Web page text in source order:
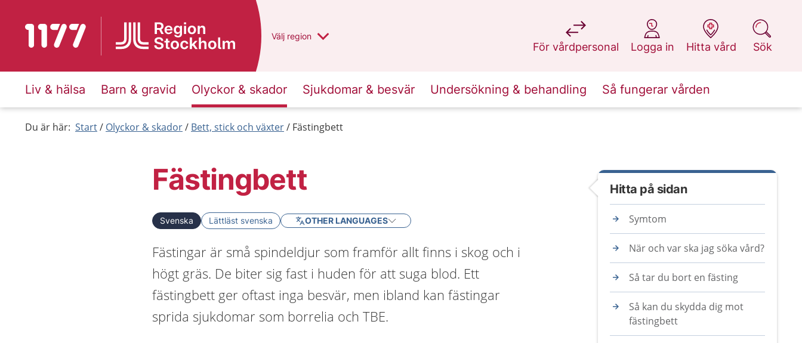
Till startsidan för 1177 Du har valt region
Välj en annan
region
För vårdpersonal
på 1177.se
Logga in
på 1177.se
Hitta vård
på 1177.se
Sök
på 1177.se
Liv & hälsa Barn & gravid Olyckor & skador Sjukdomar & besvär Undersökning & behandling Så fungerar vården
Du är här: Start Olyckor & skador Bett, stick och växter Fästingbett
Fästingbett
Svenska Lättläst svenska OTHER LANGUAGES
Fästingar är små spindeldjur som framför allt finns i skog och i
högt gräs. De biter sig fast i huden för att suga blod. Ett
fästingbett ger oftast inga besvär, men ibland kan fästingar
sprida sjukdomar som borrelia och TBE.
Hitta på sidan
Symtom
När och var ska jag söka vård?
Så tar du bort en fästing
Så kan du skydda dig mot
fästingbett